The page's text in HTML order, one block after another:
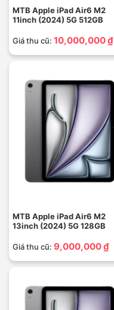
MTB Apple iPad Air6 M2
11inch (2024) 5G 512GB
Giá thu cũ: 10,000,000 ₫
MTB Apple iPad Air6 M2
13inch (2024) 5G 128GB
Giá thu cũ: 9,000,000 ₫